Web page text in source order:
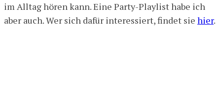
im Alltag hören kann. Eine Party-Playlist habe ich
aber auch. Wer sich dafür interessiert, findet sie hier.